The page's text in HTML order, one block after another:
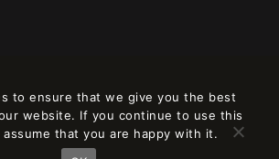
en wpml.orgcomo sitio de desarrollo. Cambia a una
de producción en remove this banner.
to ensure that we give you the best
website. If you continue to use this
that you are happy with it.